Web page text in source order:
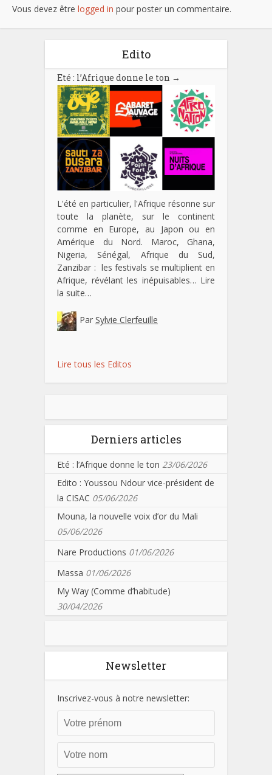
Vous devez être logged in pour poster un commentaire.
Edito
Eté : l’Afrique donne le ton →
L'été en particulier, l'Afrique résonne sur
toute la planète, sur le continent
comme en Europe, au Japon ou en
Amérique du Nord. Maroc, Ghana,
Nigeria, Sénégal, Afrique du Sud,
Zanzibar : les festivals se multiplient en
Afrique, révélant les inépuisables… Lire
la suite…
Par Sylvie Clerfeuille
Lire tous les Editos
Derniers articles
Eté : l’Afrique donne le ton 23/06/2026
Edito : Youssou Ndour vice-président de
la CISAC 05/06/2026
Mouna, la nouvelle voix d’or du Mali
05/06/2026
Nare Productions 01/06/2026
Massa 01/06/2026
My Way (Comme d’habitude)
30/04/2026
Newsletter
Inscrivez-vous à notre newsletter: